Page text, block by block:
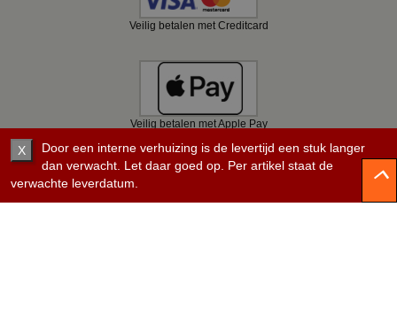
Veilig betalen met Creditcard
Veilig betalen met Apple Pay
X
Door een interne verhuizing is de levertijd een stuk langer
dan verwacht. Let daar goed op. Per artikel staat de
verwachte leverdatum.